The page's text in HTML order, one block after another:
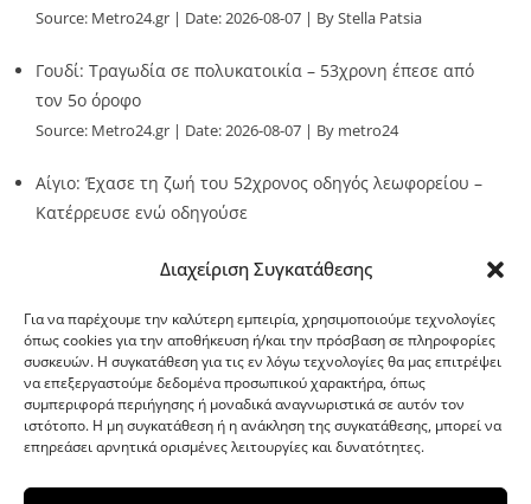
Διαχείριση Συγκατάθεσης
Για να παρέχουμε την καλύτερη εμπειρία, χρησιμοποιούμε τεχνολογίες
όπως cookies για την αποθήκευση ή/και την πρόσβαση σε πληροφορίες
συσκευών. Η συγκατάθεση για τις εν λόγω τεχνολογίες θα μας επιτρέψει
να επεξεργαστούμε δεδομένα προσωπικού χαρακτήρα, όπως
συμπεριφορά περιήγησης ή μοναδικά αναγνωριστικά σε αυτόν τον
ιστότοπο. Η μη συγκατάθεση ή η ανάκληση της συγκατάθεσης, μπορεί να
επηρεάσει αρνητικά ορισμένες λειτουργίες και δυνατότητες.
Source: Metro24.gr Date: 2026-08-07 By Stella Patsia
Γουδί: Τραγωδία σε πολυκατοικία – 53χρονη έπεσε από
τον 5ο όροφο
Source: Metro24.gr Date: 2026-08-07 By metro24
Αίγιο: Έχασε τη ζωή του 52χρονος οδηγός λεωφορείου –
Κατέρρευσε ενώ οδηγούσε
G-point.gr